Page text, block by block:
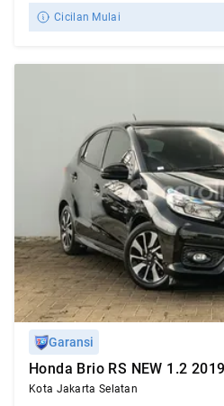
Cicilan Mulai
Garansi
Honda Brio RS NEW 1.2 2019
Kota Jakarta Selatan